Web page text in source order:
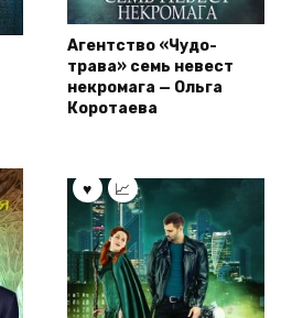
Агентство «Чудо-
трава» семь невест
некромага — Ольга
Коротаева